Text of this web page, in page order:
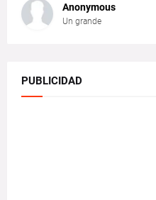
Anonymous
Un grande
PUBLICIDAD